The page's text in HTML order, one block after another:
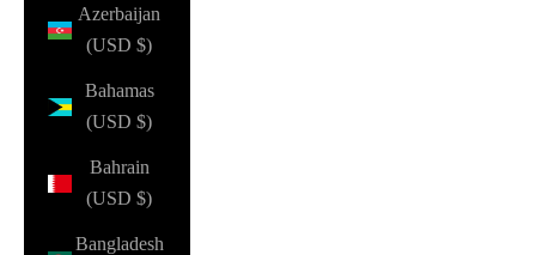
Azerbaijan
(USD $)
Bahamas
(USD $)
Bahrain
(USD $)
Bangladesh